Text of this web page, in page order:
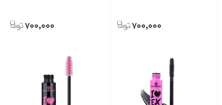
700,000
700,000